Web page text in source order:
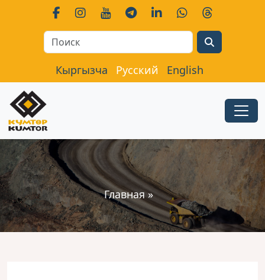
Кыргызча Русский English
Главная»